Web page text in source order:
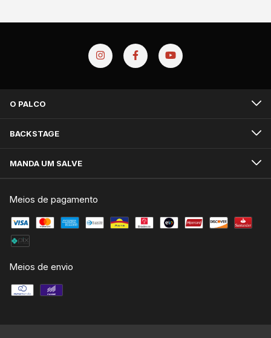
O PALCO
BACKSTAGE
MANDA UM SALVE
Meios de pagamento
Meios de envio